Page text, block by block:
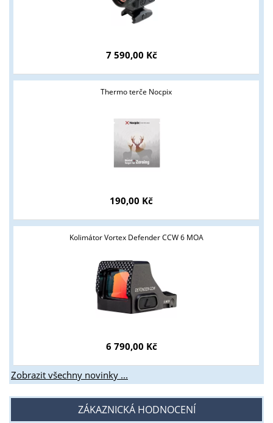
7 590,00 Kč
Thermo terče Nocpix
190,00 Kč
Kolimátor Vortex Defender CCW 6 MOA
6 790,00 Kč
Zobrazit všechny novinky ...
ZÁKAZNICKÁ HODNOCENÍ